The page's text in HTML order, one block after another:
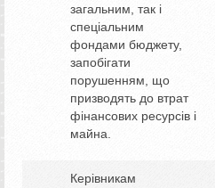
загальним, так і
спеціальним
фондами бюджету,
запобігати
порушенням, що
призводять до втрат
фінансових ресурсів і
майна.
Керівникам